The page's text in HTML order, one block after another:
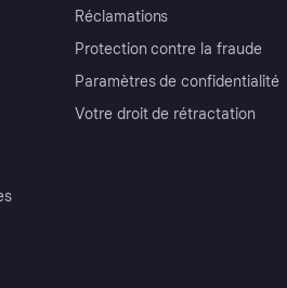
Réclamations
Protection contre la fraude
Paramètres de confidentialité
Votre droit de rétractation